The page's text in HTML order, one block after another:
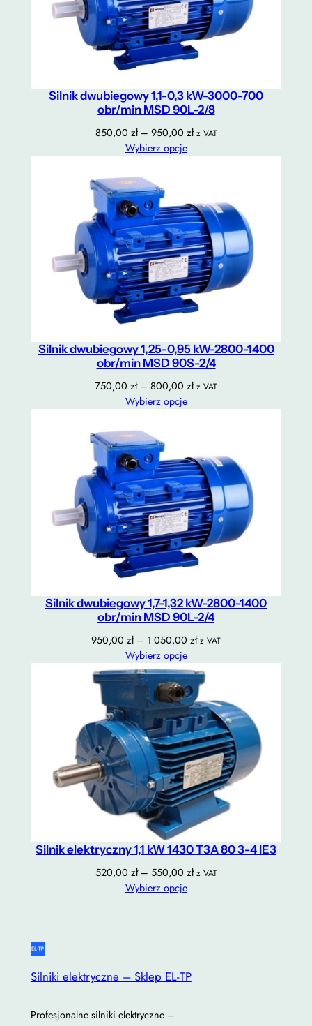
Silnik dwubiegowy 1,1-0,3 kW-3000-700
obr/min MSD 90L-2/8
850,00 zł – 950,00 złZakres
950,00 zł
z VAT
Wybierz opcje
Silnik dwubiegowy 1,25-0,95 kW-2800-1400
obr/min MSD 90S-2/4
750,00 zł – 800,00 złZakres
800,00 zł
z VAT
Wybierz opcje
Silnik dwubiegowy 1,7-1,32 kW-2800-1400
obr/min MSD 90L-2/4
950,00 zł – 1 050,00 złZakres
od
950,00 zł
do
1
050,00 zł
z VAT
Wybierz opcje
Silnik elektryczny 1,1 kW 1430 T3A 80 3-4 IE3
520,00 zł – 550,00 złZakres
z VAT
Wybierz opcje
Silniki elektryczne – Sklep EL-TP
Profesjonalne silniki elektryczne –